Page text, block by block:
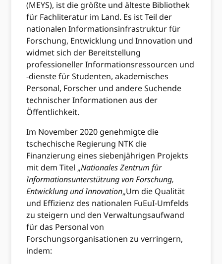
(MEYS), ist die größte und älteste Bibliothek
für Fachliteratur im Land. Es ist Teil der
nationalen Informationsinfrastruktur für
Forschung, Entwicklung und Innovation und
widmet sich der Bereitstellung
professioneller Informationsressourcen und
-dienste für Studenten, akademisches
Personal, Forscher und andere Suchende
technischer Informationen aus der
Öffentlichkeit.
Im November 2020 genehmigte die
tschechische Regierung NTK die
Finanzierung eines siebenjährigen Projekts
mit dem Titel „Nationales Zentrum für
Informationsunterstützung von Forschung,
Entwicklung und Innovation„Um die Qualität
und Effizienz des nationalen FuEuI-Umfelds
zu steigern und den Verwaltungsaufwand
für das Personal von
Forschungsorganisationen zu verringern,
indem: